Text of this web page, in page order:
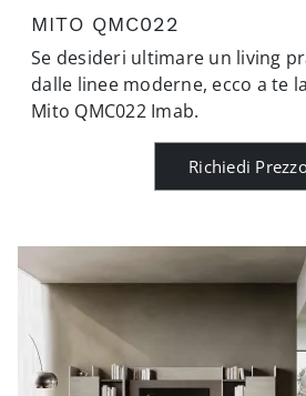
MITO QMC022
Se desideri ultimare un living
dalle linee moderne, ecco a te
Mito QMC022 Imab.
Richiedi